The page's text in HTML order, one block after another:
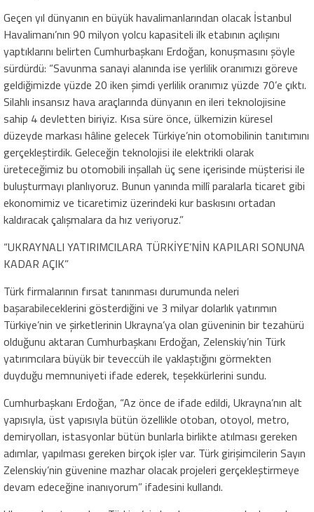
Geçen yıl dünyanın en büyük havalimanlarından olacak İstanbul
Havalimanı’nın 90 milyon yolcu kapasiteli ilk etabının açılışını
yaptıklarını belirten Cumhurbaşkanı Erdoğan, konuşmasını şöyle
sürdürdü: “Savunma sanayi alanında ise yerlilik oranımızı göreve
geldiğimizde yüzde 20 iken şimdi yerlilik oranımız yüzde 70’e çıktı.
Silahlı insansız hava araçlarında dünyanın en ileri teknolojisine
sahip 4 devletten biriyiz. Kısa süre önce, ülkemizin küresel
düzeyde markası hâline gelecek Türkiye’nin otomobilinin tanıtımını
gerçekleştirdik. Geleceğin teknolojisi ile elektrikli olarak
üreteceğimiz bu otomobili inşallah üç sene içerisinde müşterisi ile
buluşturmayı planlıyoruz. Bunun yanında millî paralarla ticaret gibi
ekonomimiz ve ticaretimiz üzerindeki kur baskısını ortadan
kaldıracak çalışmalara da hız veriyoruz.”
“UKRAYNALI YATIRIMCILARA TÜRKİYE’NİN KAPILARI SONUNA
KADAR AÇIK”
Türk firmalarının fırsat tanınması durumunda neleri
başarabileceklerini gösterdiğini ve 3 milyar dolarlık yatırımın
Türkiye’nin ve şirketlerinin Ukrayna’ya olan güveninin bir tezahürü
olduğunu aktaran Cumhurbaşkanı Erdoğan, Zelenskiy’nin Türk
yatırımcılara büyük bir teveccüh ile yaklaştığını görmekten
duyduğu memnuniyeti ifade ederek, teşekkürlerini sundu.
Cumhurbaşkanı Erdoğan, “Az önce de ifade edildi, Ukrayna’nın alt
yapısıyla, üst yapısıyla bütün özellikle otoban, otoyol, metro,
demiryolları, istasyonlar bütün bunlarla birlikte atılması gereken
adımlar, yapılması gereken birçok işler var. Türk girişimcilerin Sayın
Zelenskiy’nin güvenine mazhar olacak projeleri gerçekleştirmeye
devam edeceğine inanıyorum” ifadesini kullandı.